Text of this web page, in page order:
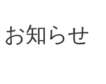
お知らせ